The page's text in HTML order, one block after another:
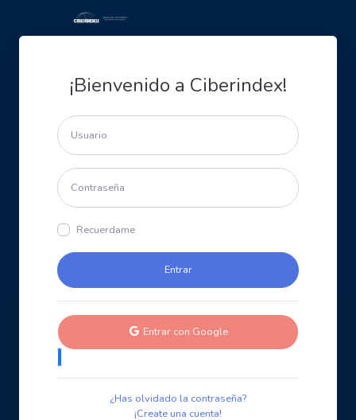
¡Bienvenido a Ciberindex!
Recuerdame
Entrar con Google
¿Has olvidado la contraseña?
¡Create una cuenta!